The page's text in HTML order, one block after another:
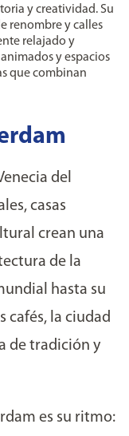
y creatividad. Su
renombre y calles
relajado y
y espacios
que combinan
del
casas
crean una
de la
hasta su
cafés, la ciudad
de tradición y
es su ritmo: